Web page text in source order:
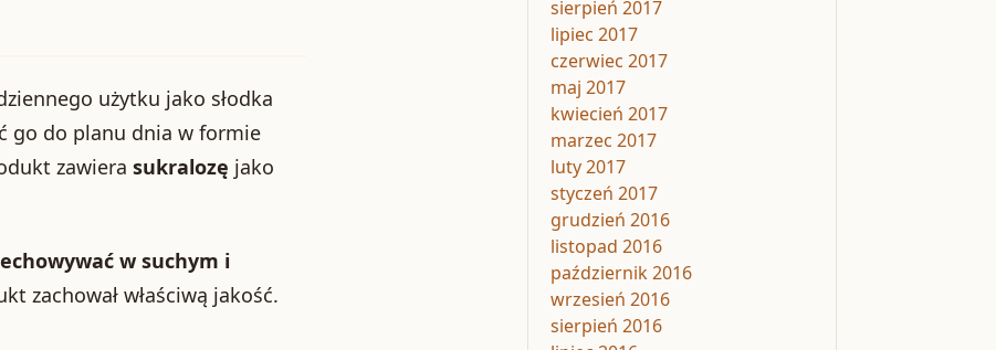
użytku jako słodka
go do planu dnia w formie
zawiera sukralozę jako
w suchym i
zachował właściwą jakość.
sierpień 2017
lipiec 2017
czerwiec 2017
maj 2017
kwiecień 2017
marzec 2017
luty 2017
styczeń 2017
grudzień 2016
listopad 2016
październik 2016
wrzesień 2016
sierpień 2016